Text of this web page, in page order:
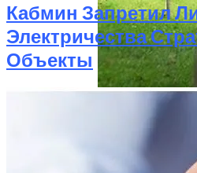
Кризис
Кабмин Запретил
Электричества
Объекты